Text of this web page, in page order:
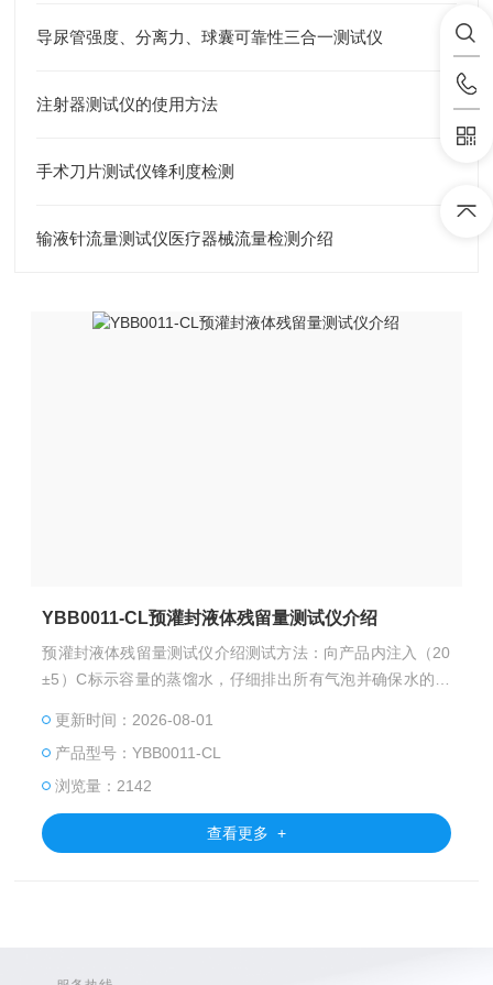
导尿管强度、分离力、球囊可靠性三合一测试仪
注射器测试仪的使用方法
手术刀片测试仪锋利度检测
输液针流量测试仪医疗器械流量检测介绍
YBB0011-CL预灌封液体残留量测试仪介绍
预灌封液体残留量测试仪介绍测试方法：向产品内注入（20
±5）C标示容量的蒸馏水，仔细排出所有气泡并确保水的半
序，自动压下推杆排出水，自动称量，自动计算，自动判别
产品合格与否。公称容量：1ml～60m、任意选择。
更新时间：2026-08-01
产品型号：YBB0011-CL
浏览量：2142
查看更多 +